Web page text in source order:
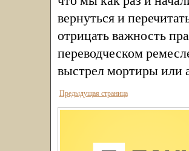
вернуться и
отрицать важность
переводческом
выстрел мортиры или
Предыдущая страница